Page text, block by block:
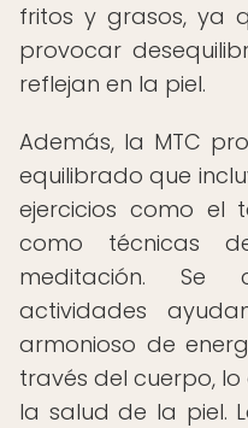
fritos y grasos, ya
provocar
reflejan en la piel.
Además, la MTC
equilibrado que
ejercicios como
como técnicas
meditación. Se
actividades
armonioso de
través del cuerpo, lo
la salud de la piel.